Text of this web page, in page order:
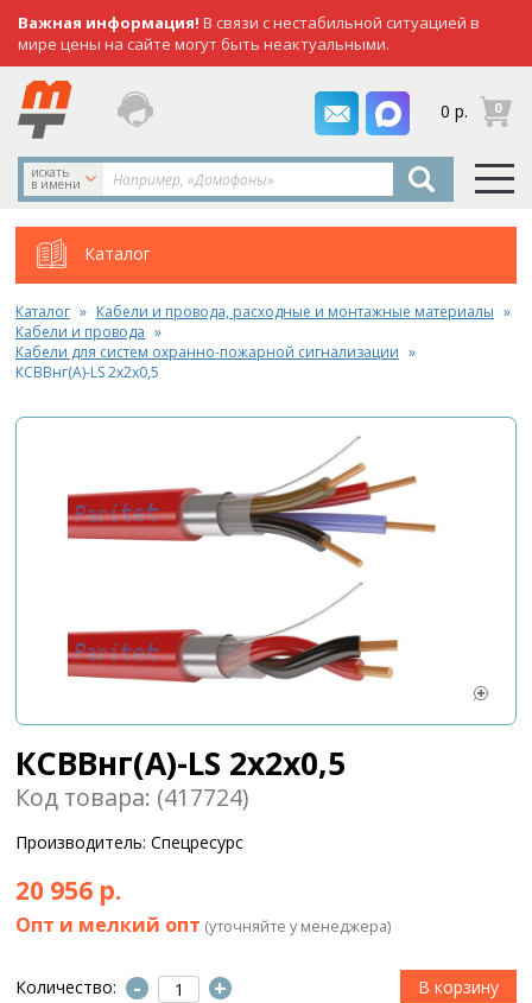
Важная информация! В связи с нестабильной ситуацией в
мире цены на сайте могут быть неактуальными.
0 р. 0
искать
в имени
Каталог
Каталог
Кабели и провода, расходные и монтажные материалы
Кабели и провода
Кабели для систем охранно-пожарной сигнализации
КСВВнг(А)-LS 2х2х0,5
КСВВнг(А)-LS 2х2х0,5
Код товара: (417724)
Производитель: Спецресурс
20 956 р.
Опт и мелкий опт (уточняйте у менеджера)
Количество: - +